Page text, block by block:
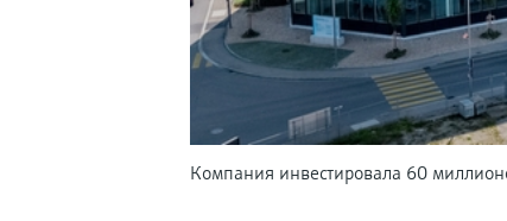
Компания инвестировала 60